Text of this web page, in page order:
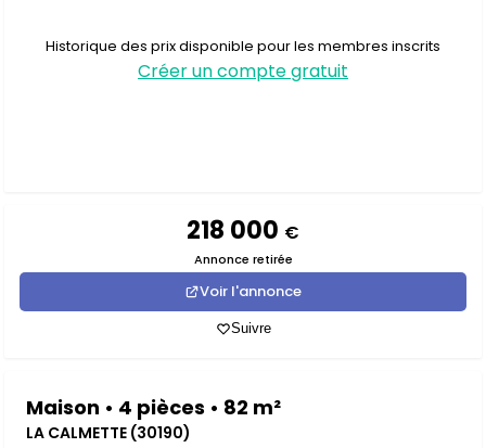
Historique des prix disponible pour les membres inscrits
Créer un compte gratuit
218 000 €
Annonce retirée
Voir l'annonce
Suivre
Maison • 4 pièces • 82 m²
LA CALMETTE (30190)